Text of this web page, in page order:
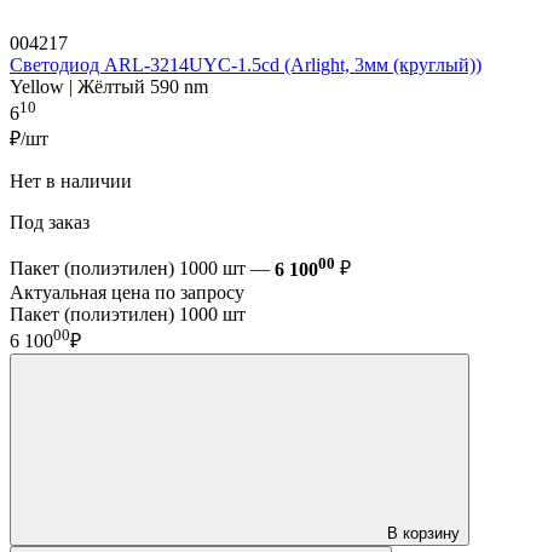
004217
Светодиод ARL-3214UYC-1.5cd (Arlight, 3мм (круглый))
Yellow | Жёлтый 590 nm
610
₽/шт
Нет в наличии
Под заказ
Пакет (полиэтилен) 1000 шт — 6 10000 ₽
Актуальная цена по запросу
Пакет (полиэтилен) 1000 шт
6 10000₽
В корзину